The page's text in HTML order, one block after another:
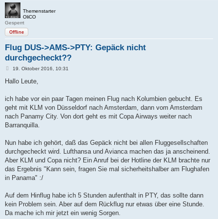
Themenstarter
OliCO
Gesperrt
Offline
Flug DUS->AMS->PTY: Gepäck nicht
durchgecheckt??
B
i
a
19. Oktober 2016, 10:31
Hallo Leute,
ich habe vor ein paar Tagen meinen Flug nach Kolumbien gebucht. Es
geht mit KLM von Düsseldorf nach Amsterdam, dann vom Amsterdam
nach Panamy City. Von dort geht es mit Copa Airways weiter nach
Barranquilla.
Nun habe ich gehört, daß das Gepäck nicht bei allen Fluggesellschaften
durchgecheckt wird. Lufthansa und Avianca machen das ja anscheinend.
Aber KLM und Copa nicht? Ein Anruf bei der Hotline der KLM brachte nur
das Ergebnis "Kann sein, fragen Sie mal sicherheitshalber am Flughafen
in Panama" :/
Auf dem Hinflug habe ich 5 Stunden aufenthalt in PTY, das sollte dann
kein Problem sein. Aber auf dem Rückflug nur etwas über eine Stunde.
Da mache ich mir jetzt ein wenig Sorgen.